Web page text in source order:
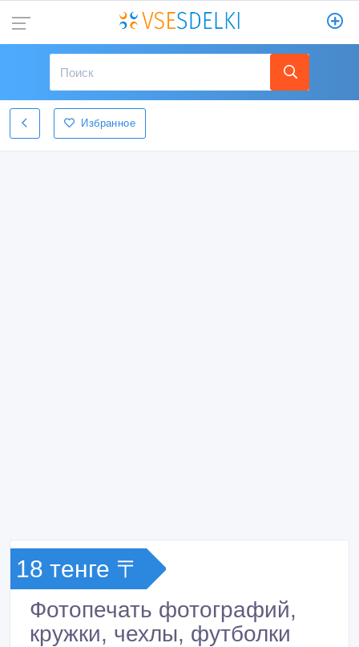
Избранное
18 тенге 〒
Фотопечать фотографий,
кружки, чехлы, футболки